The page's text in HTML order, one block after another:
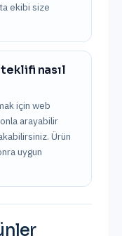
ekibi size
nasıl
için web
arayabilir
Ürün
uygun